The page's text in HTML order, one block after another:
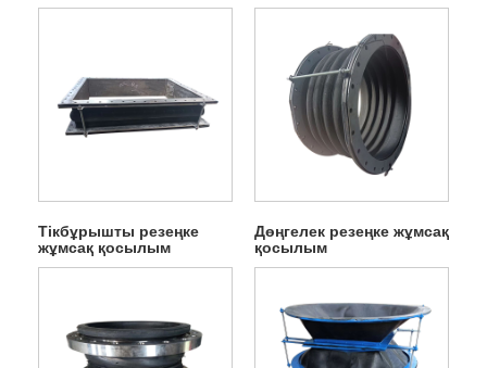
Тікбұрышты резеңке
жұмсақ қосылым
Дөңгелек резеңке жұмсақ
қосылым